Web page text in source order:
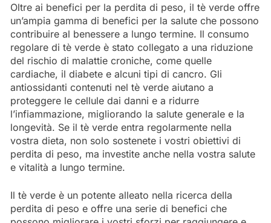
Oltre ai benefici per la perdita di peso, il tè verde offre
un’ampia gamma di benefici per la salute che possono
contribuire al benessere a lungo termine. Il consumo
regolare di tè verde è stato collegato a una riduzione
del rischio di malattie croniche, come quelle
cardiache, il diabete e alcuni tipi di cancro. Gli
antiossidanti contenuti nel tè verde aiutano a
proteggere le cellule dai danni e a ridurre
l’infiammazione, migliorando la salute generale e la
longevità. Se il tè verde entra regolarmente nella
vostra dieta, non solo sostenete i vostri obiettivi di
perdita di peso, ma investite anche nella vostra salute
e vitalità a lungo termine.
Il tè verde è un potente alleato nella ricerca della
perdita di peso e offre una serie di benefici che